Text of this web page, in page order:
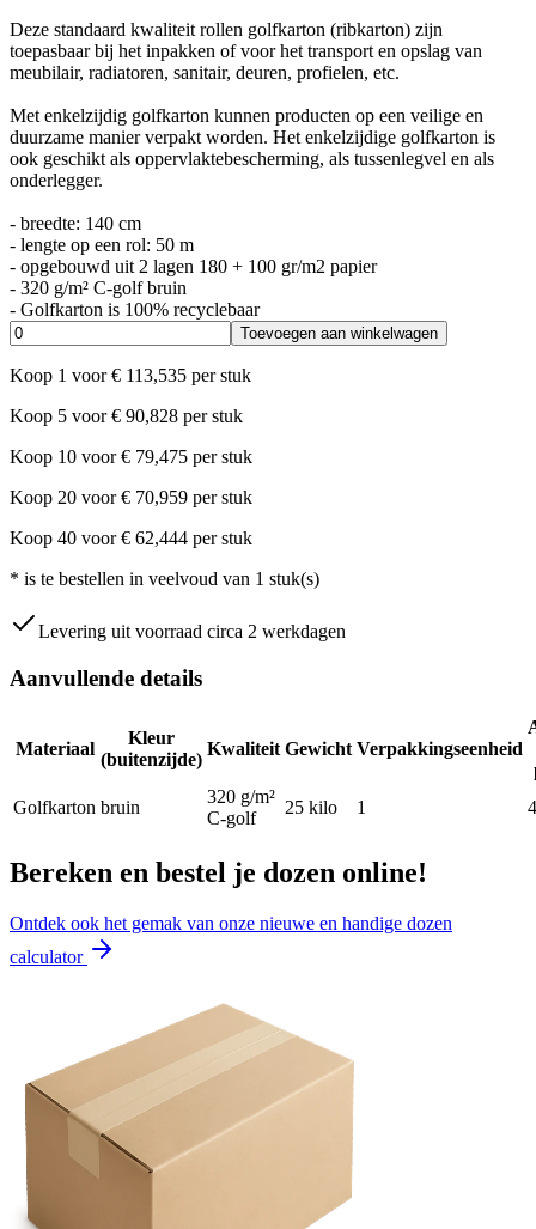
Deze standaard kwaliteit rollen golfkarton (ribkarton) zijn
toepasbaar bij het inpakken of voor het transport en opslag van
meubilair, radiatoren, sanitair, deuren, profielen, etc.
Met enkelzijdig golfkarton kunnen producten op een veilige en
duurzame manier verpakt worden. Het enkelzijdige golfkarton is
ook geschikt als oppervlaktebescherming, als tussenlegvel en als
onderlegger.
- breedte: 140 cm
- lengte op een rol: 50 m
- opgebouwd uit 2 lagen 180 + 100 gr/m2 papier
- 320 g/m² C-golf bruin
- Golfkarton is 100% recyclebaar
Toevoegen aan winkelwagen
Koop 1 voor € 113,535 per stuk
Koop 5 voor € 90,828 per stuk
Koop 10 voor € 79,475 per stuk
Koop 20 voor € 70,959 per stuk
Koop 40 voor € 62,444 per stuk
* is te bestellen in veelvoud van 1 stuk(s)
Levering uit voorraad circa 2 werkdagen
Aanvullende details
Materiaal
Kleur
(buitenzijde)
Kwaliteit Gewicht Verpakkingseenheid
Golfkarton bruin
320 g/m²
C-golf
25 kilo 1 4
Bereken en bestel je dozen online!
Ontdek ook het gemak van onze nieuwe en handige dozen
calculator